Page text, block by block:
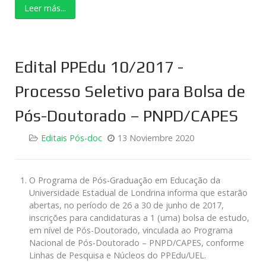
Leer más...
Edital PPEdu 10/2017 -
Processo Seletivo para Bolsa de
Pós-Doutorado – PNPD/CAPES
Editais Pós-doc 13 Noviembre 2020
O Programa de Pós-Graduação em Educação da
Universidade Estadual de Londrina informa que estarão
abertas, no período de 26 a 30 de junho de 2017,
inscrições para candidaturas a 1 (uma) bolsa de estudo,
em nível de Pós-Doutorado, vinculada ao Programa
Nacional de Pós-Doutorado – PNPD/CAPES, conforme
Linhas de Pesquisa e Núcleos do PPEdu/UEL.